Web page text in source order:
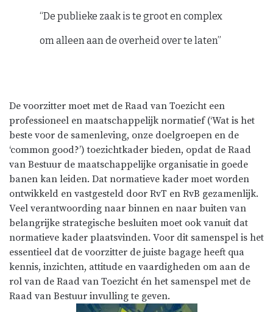
“De publieke zaak is te groot en complex
om alleen aan de overheid over te laten”
De voorzitter moet met de Raad van Toezicht een
professioneel en maatschappelijk normatief (‘Wat is het
beste voor de samenleving, onze doelgroepen en de
‘common good?’) toezichtkader bieden, opdat de Raad
van Bestuur de maatschappelijke organisatie in goede
banen kan leiden. Dat normatieve kader moet worden
ontwikkeld en vastgesteld door RvT en RvB gezamenlijk.
Veel verantwoording naar binnen en naar buiten van
belangrijke strategische besluiten moet ook vanuit dat
normatieve kader plaatsvinden. Voor dit samenspel is het
essentieel dat de voorzitter de juiste bagage heeft qua
kennis, inzichten, attitude en vaardigheden om aan de
rol van de Raad van Toezicht én het samenspel met de
Raad van Bestuur invulling te geven.